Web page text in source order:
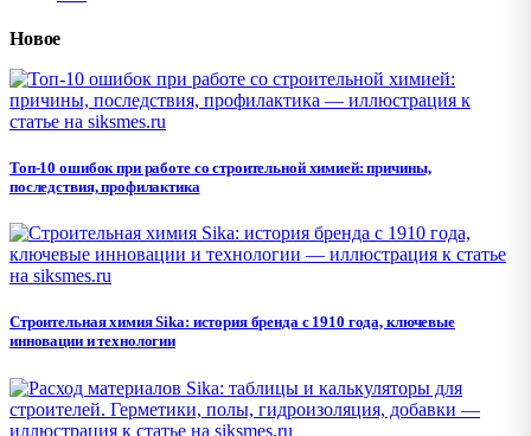
Новое
Топ-10 ошибок при работе со строительной химией: причины,
последствия, профилактика
Строительная химия Sika: история бренда с 1910 года, ключевые
инновации и технологии